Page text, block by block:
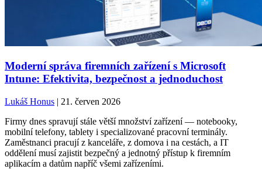
Moderní správa firemních zařízení s Microsoft
Intune: Efektivita, bezpečnost a jednoduchost
Lukáš Honus | 21. červen 2026
Firmy dnes spravují stále větší množství zařízení — notebooky,
mobilní telefony, tablety i specializované pracovní terminály.
Zaměstnanci pracují z kanceláře, z domova i na cestách, a IT
oddělení musí zajistit bezpečný a jednotný přístup k firemním
aplikacím a datům napříč všemi zařízeními.